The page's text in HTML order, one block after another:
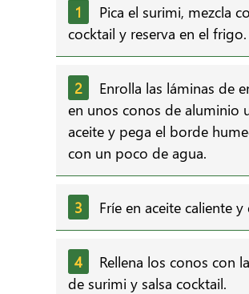
Pica el surimi, mezcla
cocktail y reserva en el frigo.
Enrolla las láminas de
en unos conos de aluminio
aceite y pega el borde
con un poco de agua.
Fríe en aceite caliente y
Rellena los conos con
de surimi y salsa cocktail.